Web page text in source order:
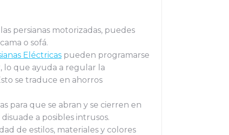
persianas motorizadas, puedes
o sofá.
Eléctricas pueden programarse
lo que ayuda a regular la
se traduce en ahorros
para que se abran y se cierren en
a posibles intrusos.
de estilos, materiales y colores